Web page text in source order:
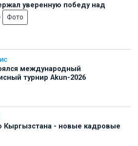
уверенную победу над
Фото
международный
турнир Akun-2026
- новые кадровые